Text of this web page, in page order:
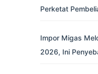
Perketat
Impor Migas
2026, Ini